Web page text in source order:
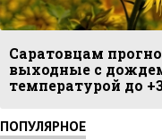
Саратовцам
выходные с
температурой до
ПОПУЛЯРНОЕ